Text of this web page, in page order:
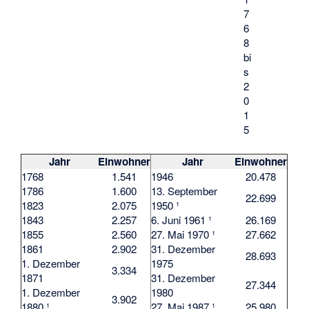
7
6
8
bi
s
2
0
1
5
Jahr Einwohner
1768
1.541
1786
1.600
1823
2.075
1843
2.257
1855
2.560
1861
2.902
1. Dezember
1871
3.334
1. Dezember
3.902
Jahr Einwohner
1946
20.478
13. September
1950 ¹
22.699
6. Juni 1961 ¹
26.169
27. Mai 1970 ¹
27.662
31. Dezember
1975
28.693
31. Dezember
1980
27.344